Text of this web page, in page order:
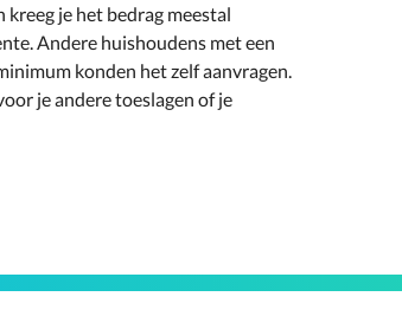
je het bedrag meestal
Andere huishoudens met een
konden het zelf aanvragen.
je andere toeslagen of je